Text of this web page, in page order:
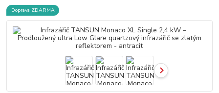
Doprava ZDARMA